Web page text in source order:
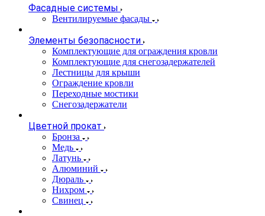
Фасадные системы
Вентилируемые фасады
Элементы безопасности
Комплектующие для ограждения кровли
Комплектующие для снегозадержателей
Лестницы для крыши
Ограждение кровли
Переходные мостики
Снегозадержатели
Цветной прокат
Бронза
Медь
Латунь
Алюминий
Дюраль
Нихром
Свинец